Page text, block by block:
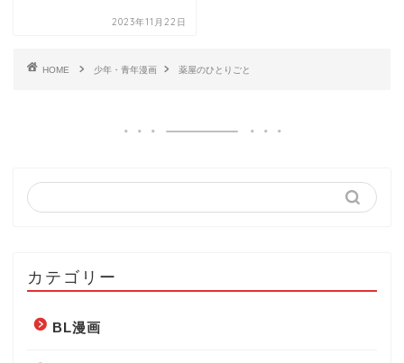
2023年11月22日
HOME 少年・青年漫画 薬屋のひとりごと
カテゴリー
BL漫画